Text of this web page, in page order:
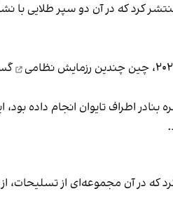
کرد که در آن دو سپر طلایی با
چندین رزمایش نظامی
اطراف تایوان انجام داده
که در آن مجموعه‌ای از